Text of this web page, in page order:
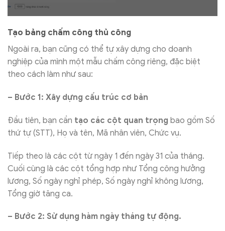
Tạo bảng chấm công thủ công
Ngoài ra, bạn cũng có thể tự xây dựng cho doanh
nghiệp của mình một mẫu chấm công riêng, đặc biệt
theo cách làm như sau:
– Bước 1: Xây dựng cấu trúc cơ bản
Đầu tiên, bạn cần tạo các cột quan trọng bao gồm Số
thứ tự (STT), Họ và tên, Mã nhân viên, Chức vụ.
Tiếp theo là các cột từ ngày 1 đến ngày 31 của tháng.
Cuối cùng là các cột tổng hợp như Tổng công hưởng
lương, Số ngày nghỉ phép, Số ngày nghỉ không lương,
Tổng giờ tăng ca.
– Bước 2: Sử dụng hàm ngày tháng tự động.